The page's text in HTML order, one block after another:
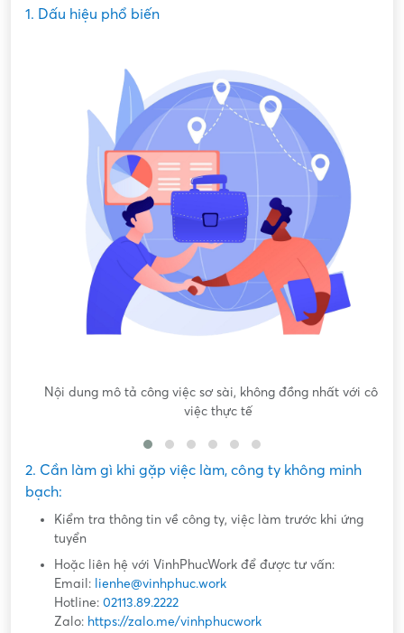
1. Dấu hiệu phổ biến
Nội dung mô tả công việc sơ sài, không đồng nhất với công
việc thực tế
2. Cần làm gì khi gặp việc làm, công ty không minh
bạch:
Kiểm tra thông tin về công ty, việc làm trước khi ứng
tuyển
Hoặc liên hệ với VinhPhucWork để được tư vấn:
Email: lienhe@vinhphuc.work
Hotline: 02113.89.2222
Zalo: https://zalo.me/vinhphucwork